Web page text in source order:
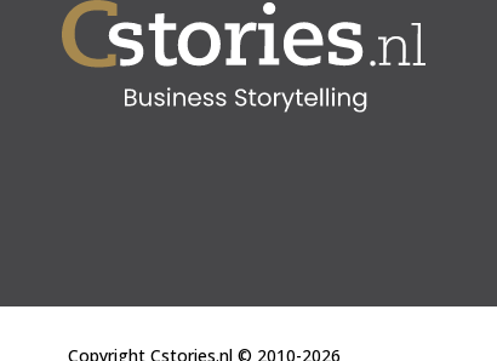
Copyright Cstories.nl © 2010-2026